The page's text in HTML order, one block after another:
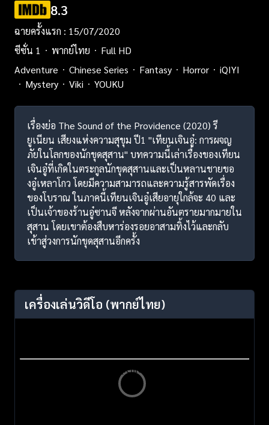
8.3
ฉายครั้งแรก : 15/07/2020
ซีซั่น 1
พากย์ไทย
Full HD
Adventure
Chinese Series Fantasy Horror
iQIYI
Mystery
Viki YOUKU
เรื่องย่อ The Sound of the Providence (2020) รี
ยูเนียน เสียงแห่งความสุขุม ปี1 "เทียนเจินอู๋: การผจญ
ภัยในโลกของนักขุดสุสาน" บทความนี้เล่าเรื่องของเทียน
เจินอู๋ที่เกิดในตระกูลนักขุดสุสานและเป็นหลานชายขอ
งอู๋เหลาโกว โดยมีความสามารถและความรู้สารพัดเรื่อง
ของโบราณ ในภาคนี้เทียนเจินอู๋เสียอายุใกล้จะ 40 และ
เป็นเจ้าของร้านอู๋ซานจี หลังจากผ่านอันตรายมากมายใน
สุสาน โดยเขาต้องสืบหาร่องรอยอาสามทิ้งไว้และกลับ
เข้าสู่วงการนักขุดสุสานอีกครั้ง
เครื่องเล่นวิดีโอ (พากย์ไทย)